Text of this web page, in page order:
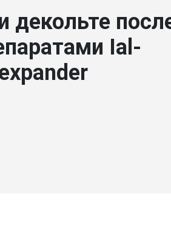
декольте
Ial-